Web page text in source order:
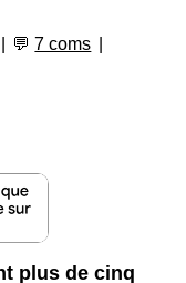
💬7 coms
plus de cinq